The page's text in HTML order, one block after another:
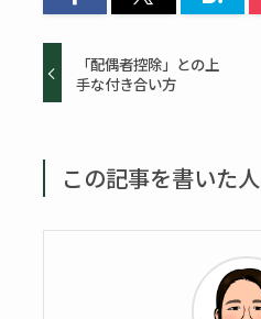
「配偶者控除」との上
手な付き合い方
この記事を書いた人